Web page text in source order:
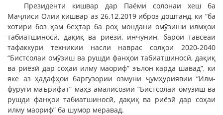
Президенти кишвар дар Паёми солонаи хеш ба
Маҷлиси Олии кишвар аз 26.12.2019 иброз доштанд, ки “ба
хотири боз ҳам беҳтар ба роҳ мондани омӯзиши илмҳои
табиатшиносӣ, дақиқ ва риёзӣ, инчунин, барои тавсеаи
тафаккури техникии насли наврас солҳои 2020-2040
“Бистсолаи омӯзиш ва рушди фанҳои табиатшиносӣ, дақиқ
ва риёзӣ дар соҳаи илму маориф” эълон карда шавад”, ки
яке аз ҳадафҳои баргузории озмуни ҷумҳуриявии “Илм-
фурӯғи маърифат” маҳз амалисозии ”Бистсолаи омӯзиш ва
рушди фанҳои табиатшиносӣ, дақиқ ва риёзӣ дар соҳаи
илму маориф” ба шумор меравад.